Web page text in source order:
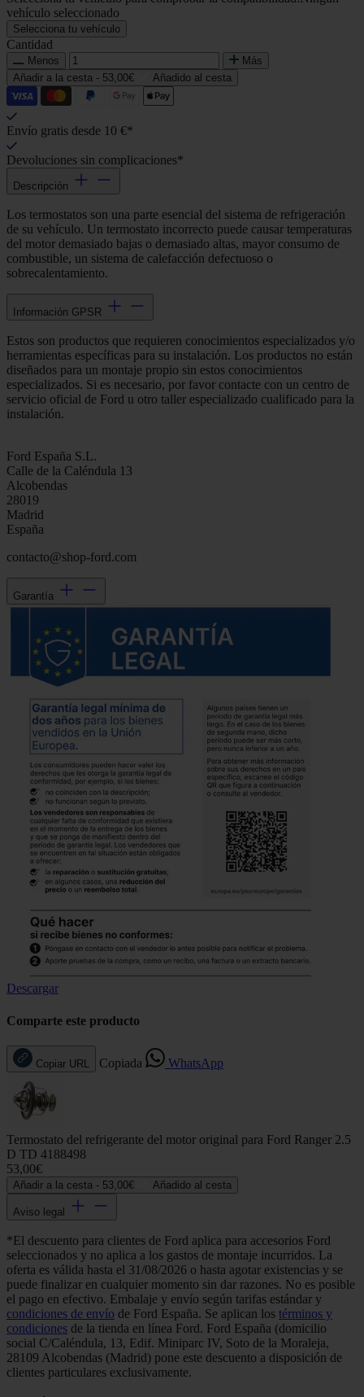
vehículo seleccionado
Selecciona tu vehículo
Cantidad
Menos
Más
Añadir a la cesta - 53,00€ Añadido al cesta
Envío gratis desde 10 €*
Devoluciones sin complicaciones*
Descripción
Los termostatos son una parte esencial del sistema de refrigeración
de su vehículo. Un termostato incorrecto puede causar temperaturas
del motor demasiado bajas o demasiado altas, mayor consumo de
combustible, un sistema de calefacción defectuoso o
sobrecalentamiento.
Información GPSR
Estos son productos que requieren conocimientos especializados y/o
herramientas específicas para su instalación. Los productos no están
diseñados para un montaje propio sin estos conocimientos
especializados. Si es necesario, por favor contacte con un centro de
servicio oficial de Ford u otro taller especializado cualificado para la
instalación.
Ford España S.L.
Calle de la Caléndula 13
Alcobendas
28019
Madrid
España
contacto@shop-ford.com
Garantía
Descargar
Comparte este producto
Copiar URL Copiada WhatsApp
Termostato del refrigerante del motor original para Ford Ranger 2.5
D TD 4188498
53,00€
Añadir a la cesta - 53,00€ Añadido al cesta
Aviso legal
*El descuento para clientes de Ford aplica para accesorios Ford
seleccionados y no aplica a los gastos de montaje incurridos. La
oferta es válida hasta el 31/08/2026 o hasta agotar existencias y se
puede finalizar en cualquier momento sin dar razones. No es posible
el pago en efectivo. Embalaje y envío según tarifas estándar y
condiciones de envío de Ford España. Se aplican los términos y
condiciones de la tienda en línea Ford. Ford España (domicilio
social C/Caléndula, 13, Edif. Miniparc IV, Soto de la Moraleja,
28109 Alcobendas (Madrid) pone este descuento a disposición de
clientes particulares exclusivamente.